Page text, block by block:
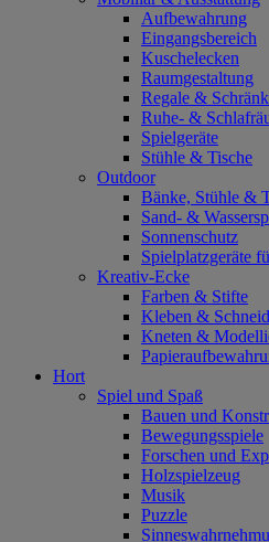
Aufbewahrung
Eingangsbereich
Kuschelecken
Raumgestaltung
Regale &
Ruhe- &
Spielgeräte
Stühle & Tische
Outdoor
Bänke, Stühle &
Sand- &
Sonnenschutz
Spielplatzgeräte
Kreativ-Ecke
Farben & Stifte
Kleben &
Kneten &
Hort
Spiel und Spaß
Bauen und
Bewegungsspiele
Forschen und
Holzspielzeug
Musik
Puzzle